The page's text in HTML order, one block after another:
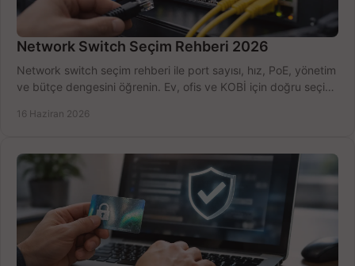
Network Switch Seçim Rehberi 2026
Network switch seçim rehberi ile port sayısı, hız, PoE, yönetim
ve bütçe dengesini öğrenin. Ev, ofis ve KOBİ için doğru seçimi
16 Haziran 2026